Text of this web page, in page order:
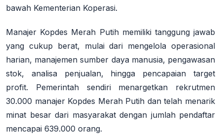
bawah Kementerian Koperasi.
Manajer Kopdes Merah Putih memiliki tanggung jawab
yang cukup berat, mulai dari mengelola operasional
harian, manajemen sumber daya manusia, pengawasan
stok, analisa penjualan, hingga pencapaian target
profit. Pemerintah sendiri menargetkan rekrutmen
30.000 manajer Kopdes Merah Putih dan telah menarik
minat besar dari masyarakat dengan jumlah pendaftar
mencapai 639.000 orang.